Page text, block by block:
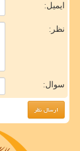
ایمیل:
نظر:
سوال: